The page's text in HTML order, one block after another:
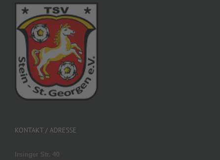
KONTAKT / ADRESSE
Irsinger Str. 40